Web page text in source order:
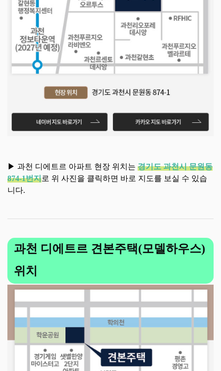
▶ 과천 디에트르 아파트 현장 위치는 경기도 과천시 문원동
874-1번지로 위 사진을 클릭하면 바로 지도를 보실 수 있습
니다.
과천 디에트르 견본주택(모델하우스)
위치